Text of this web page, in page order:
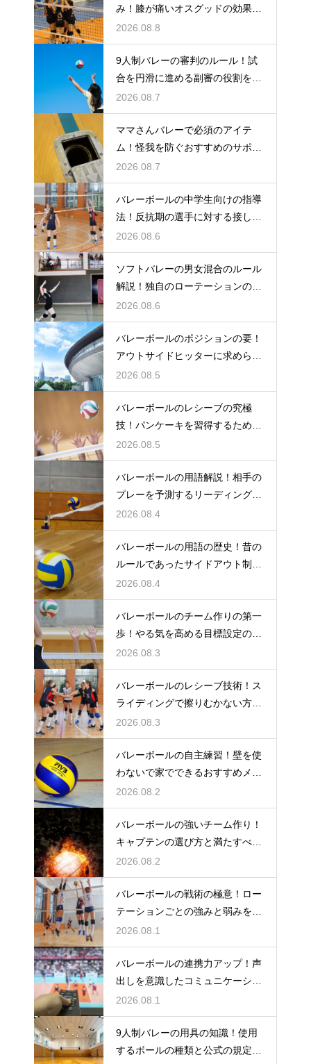
み！膝が痛いオスグッドの効果的
な対策
2026.08.8
9人制バレーの審判のルール！試
合を円滑に進める副審の役割を解
説
2026.08.7
ママさんバレーで必須のアイテ
ム！怪我を防ぐおすすめのサポー
ター
2026.08.7
バレーボールの中学生向けの指導
法！反抗期の選手に対する接し方
のコツ
2026.08.6
ソフトバレーの男女混合のルール
解説！独自のローテーションの規
定とは
2026.08.6
バレーボールのポジションの要！
アウトサイドヒッターに求められ
る能力
2026.08.5
バレーボールのレシーブの究極
技！パンケーキを習得するための
練習方法
2026.08.5
バレーボールの用語解説！相手の
プレーを予測するリーディングと
は何か
2026.08.4
バレーボールの用語の歴史！昔の
ルールであったサイドアウト制と
は何か
2026.08.4
バレーボールのチーム作りの第一
歩！やる気を高める目標設定の仕
方とは
2026.08.3
バレーボールのレシーブ技術！ス
ライディングで擦りむかない方法
を伝授
2026.08.3
バレーボールの自主練習！壁を使
わないで家でできるおすすめメニ
ュー
2026.08.2
バレーボールの強いチーム作り！
キャプテンの選び方と満たすべき
基準
2026.08.2
バレーボールの戦術の極意！ロー
テーションごとの強みと弱みを徹
底分析
2026.08.1
バレーボールの連携力アップ！声
出しを意識したコミュニケーショ
ン練習
2026.08.1
9人制バレーの用具の知識！使用
するボールの種類と公式の規定を